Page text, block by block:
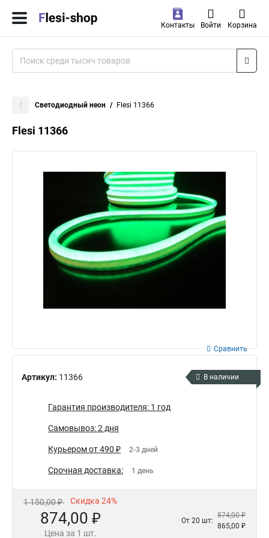
Контакты Войти Корзина
Светодиодный неон Flesi 11366
Flesi 11366
Артикул: 11366
Сравнить
В наличии
Гарантия производителя: 1 год
Самовывоз: 2 дня
Курьером от 490 ₽ 2-3 дней
Срочная доставка: 1 день
1 150,00 ₽ Скидка 24%
874,00 ₽
Цена за 1 шт.
От 20 шт:
874,00 ₽
865,00 ₽